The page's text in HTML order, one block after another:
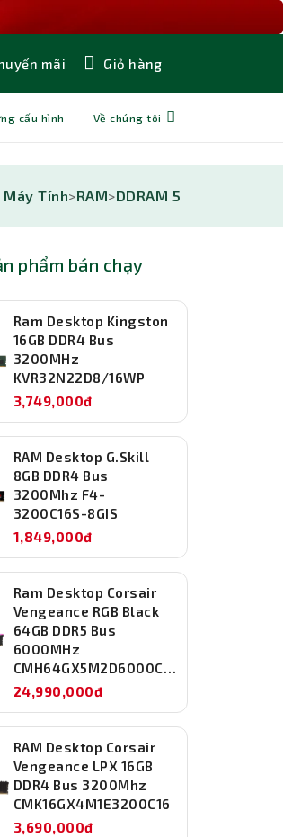
mãi Giỏ hàng
cấu hình Về chúng tôi
Máy Tính>RAM>DDRAM 5
phẩm bán chạy
Ram Desktop Kingston
16GB DDR4 Bus
3200MHz
KVR32N22D8/16WP
3,749,000đ
RAM Desktop G.Skill
8GB DDR4 Bus
3200Mhz F4-
3200C16S-8GIS
1,849,000đ
Ram Desktop Corsair
Vengeance RGB Black
64GB DDR5 Bus
6000MHz
CMH64GX5M2D6000C40
24,990,000đ
RAM Desktop Corsair
Vengeance LPX 16GB
DDR4 Bus 3200Mhz
CMK16GX4M1E3200C16
3,690,000đ